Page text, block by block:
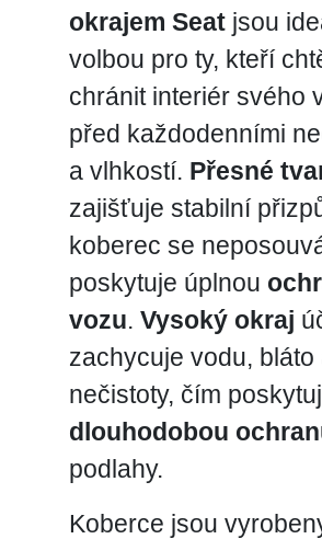
okrajem Seatjsou
volbou pro ty, kteří
chránit interiér svého
před každodenními
a vlhkostí. Přesné
zajišťuje stabilní
koberec se
poskytuje úplnou
vozu. Vysoký okraj
zachycuje vodu, bláto
nečistoty, čím
dlouhodobou
podlahy.
Koberce jsou